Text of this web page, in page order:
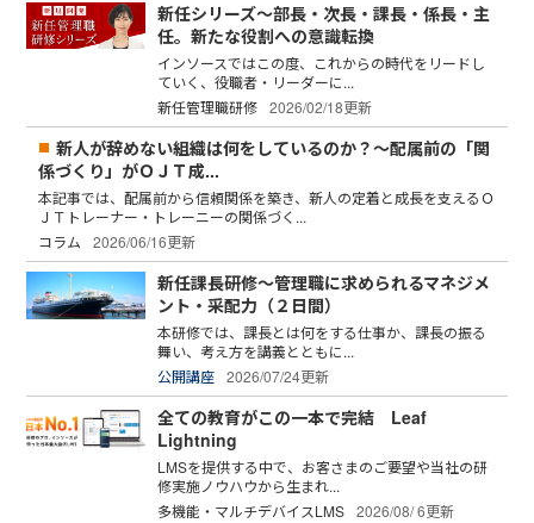
新任シリーズ～部長・次長・課長・係長・主
任。新たな役割への意識転換
インソースではこの度、これからの時代をリードし
ていく、役職者・リーダーに...
新任管理職研修 2026/02/18更新
新人が辞めない組織は何をしているのか？～配属前の「関
係づくり」がＯＪＴ成...
本記事では、配属前から信頼関係を築き、新人の定着と成長を支えるＯ
ＪＴトレーナー・トレーニーの関係づく...
コラム
2026/06/16更新
新任課長研修～管理職に求められるマネジメ
ント・采配力（２日間）
本研修では、課長とは何をする仕事か、課長の振る
舞い、考え方を講義とともに...
公開講座 2026/07/24更新
全ての教育がこの一本で完結 Leaf
Lightning
LMSを提供する中で、お客さまのご要望や当社の研
修実施ノウハウから生まれ...
多機能・マルチデバイスLMS 2026/08/ 6更新